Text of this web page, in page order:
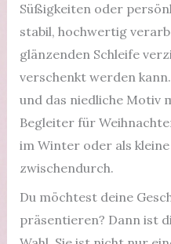
Süßigkeiten oder
stabil, hochwertig
glänzenden Schleife
verschenkt werden
und das niedliche Motiv
Begleiter für
im Winter oder als
zwischendurch.
Du möchtest deine
präsentieren? Dann ist